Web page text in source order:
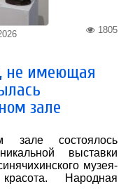
1805
не имеющая
зале
зале состоялось
выставки
музея-
Народная